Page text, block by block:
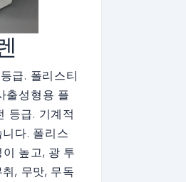
급. 폴리스티
출성형용 플
등급. 기계적
다. 폴리스
높고, 광 투
, 무맛, 무독